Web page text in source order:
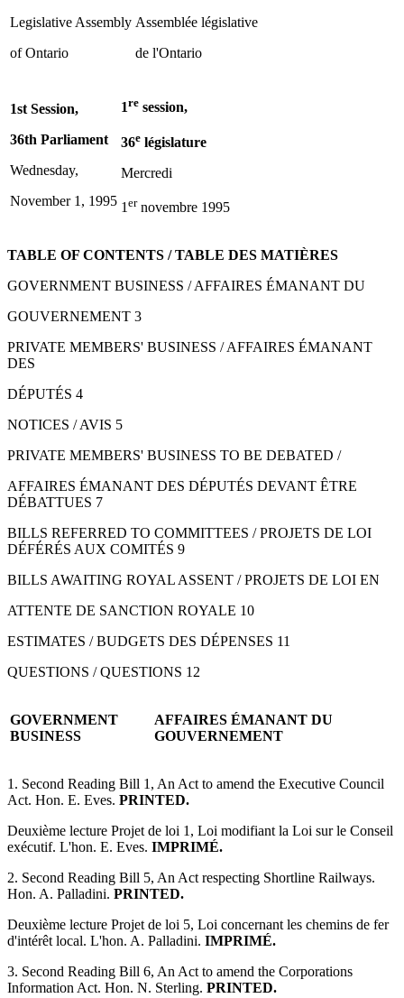
Legislative Assembly
of Ontario
Assemblée législative
de l'Ontario
1st Session,
36th Parliament
Wednesday,
November 1, 1995
1re session,
36e législature
Mercredi
1 ernovembre 1995
TABLE OF CONTENTS / TABLE DES MATIÈRES
GOVERNMENT BUSINESS / AFFAIRES ÉMANANT DU
GOUVERNEMENT 3
PRIVATE MEMBERS' BUSINESS / AFFAIRES ÉMANANT
DES
DÉPUTÉS 4
NOTICES / AVIS 5
PRIVATE MEMBERS' BUSINESS TO BE DEBATED /
AFFAIRES ÉMANANT DES DÉPUTÉS DEVANT ÊTRE
DÉBATTUES 7
BILLS REFERRED TO COMMITTEES / PROJETS DE LOI
DÉFÉRÉS AUX COMITÉS 9
BILLS AWAITING ROYAL ASSENT / PROJETS DE LOI EN
ATTENTE DE SANCTION ROYALE 10
ESTIMATES / BUDGETS DES DÉPENSES 11
QUESTIONS / QUESTIONS 12
GOVERNMENT
BUSINESS
AFFAIRES ÉMANANT DU
GOUVERNEMENT
1. Second Reading Bill 1, An Act to amend the Executive Council
Act. Hon. E. Eves. PRINTED.
Deuxième lecture Projet de loi 1, Loi modifiant la Loi sur le Conseil
exécutif. L'hon. E. Eves. IMPRIMÉ.
2. Second Reading Bill 5, An Act respecting Shortline Railways.
Hon. A. Palladini. PRINTED.
Deuxième lecture Projet de loi 5, Loi concernant les chemins de fer
d'intérêt local. L'hon. A. Palladini. IMPRIMÉ.
3. Second Reading Bill 6, An Act to amend the Corporations
Information Act. Hon. N. Sterling. PRINTED.